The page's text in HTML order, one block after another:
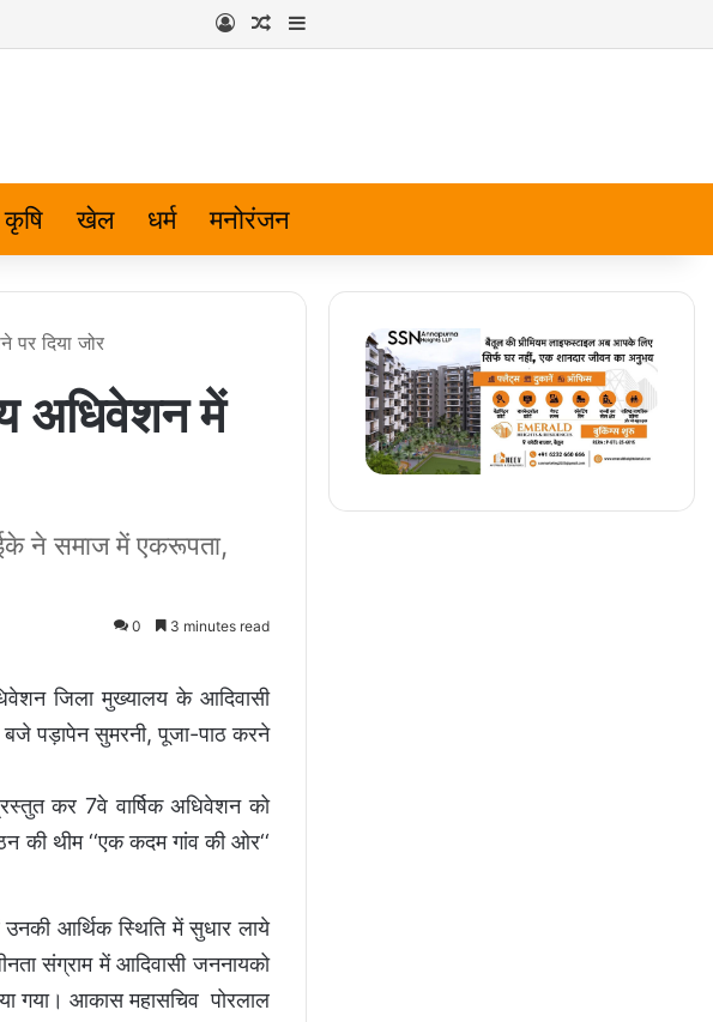
Log InRandom Article
कृषि खेल धर्म मनोरंजन
दिया जोर
अधिवेशन में
ने समाज में एकरूपता,
0 3 minutes read
जिला मुख्यालय के आदिवासी
पड़ापेन सुमरनी, पूजा-पाठ करने
कर 7वे वार्षिक अधिवेशन को
की थीम ‘‘एक कदम गांव की ओर‘‘
उनकी आर्थिक स्थिति में सुधार लाये
संग्राम में आदिवासी जननायको
गया। आकास महासचिव पोरलाल